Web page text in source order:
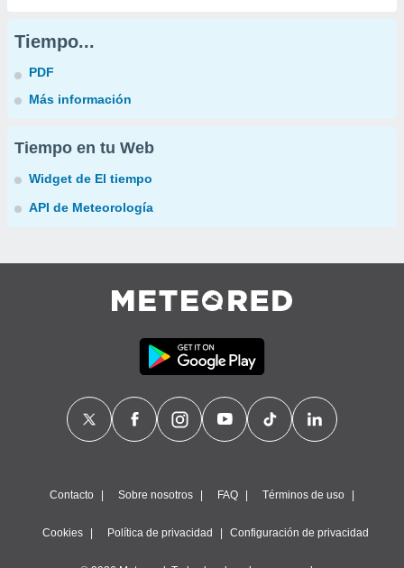
Tiempo...
PDF
Más información
Tiempo en tu Web
Widget de El tiempo
API de Meteorología
Contacto Sobre nosotros FAQ Términos de uso
Cookies Política de privacidad Configuración de privacidad